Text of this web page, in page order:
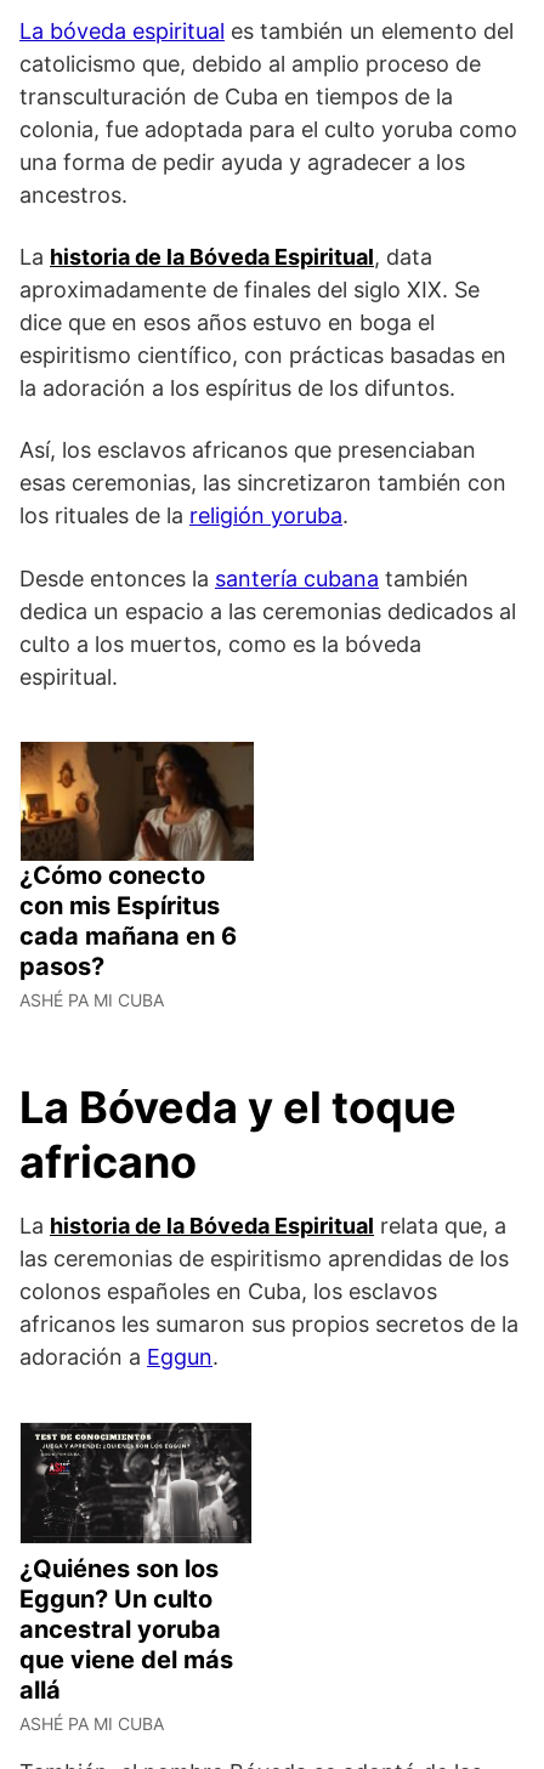
La bóveda espiritual es también un elemento del
catolicismo que, debido al amplio proceso de
transculturación de Cuba en tiempos de la
colonia, fue adoptada para el culto yoruba como
una forma de pedir ayuda y agradecer a los
ancestros.
La historia de la Bóveda Espiritual, data
aproximadamente de finales del siglo XIX. Se
dice que en esos años estuvo en boga el
espiritismo científico, con prácticas basadas en
la adoración a los espíritus de los difuntos.
Así, los esclavos africanos que presenciaban
esas ceremonias, las sincretizaron también con
los rituales de la religión yoruba.
Desde entonces la santería cubana también
dedica un espacio a las ceremonias dedicados al
culto a los muertos, como es la bóveda
espiritual.
¿Cómo conecto
con mis Espíritus
cada mañana en 6
pasos?
ASHÉ PA MI CUBA
La Bóveda y el toque
africano
La historia de la Bóveda Espiritual relata que, a
las ceremonias de espiritismo aprendidas de los
colonos españoles en Cuba, los esclavos
africanos les sumaron sus propios secretos de la
adoración a Eggun.
¿Quiénes son los
Eggun? Un culto
ancestral yoruba
que viene del más
allá
ASHÉ PA MI CUBA